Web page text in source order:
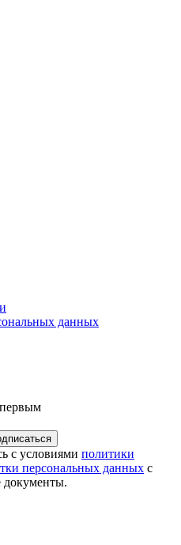
данных
с условиями политики
персональных данных с
документы.